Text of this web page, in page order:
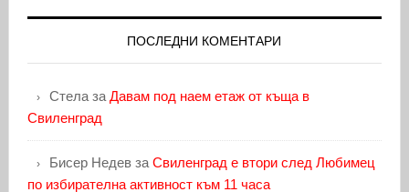
ПОСЛЕДНИ КОМЕНТАРИ
Стелаза Давам под наем етаж от къща в
Свиленград
Бисер Недевза Свиленград е втори след Любимец
по избирателна активност към 11 часа